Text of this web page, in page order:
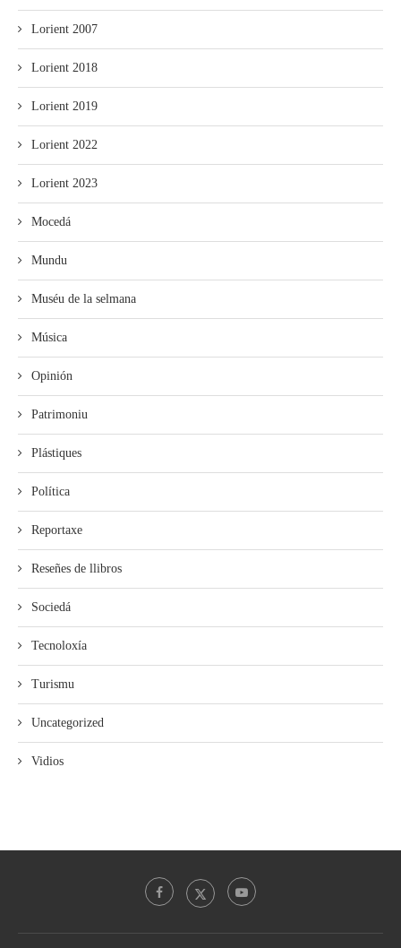
Lorient 2007
Lorient 2018
Lorient 2019
Lorient 2022
Lorient 2023
Mocedá
Mundu
Muséu de la selmana
Música
Opinión
Patrimoniu
Plástiques
Política
Reportaxe
Reseñes de llibros
Sociedá
Tecnoloxía
Turismu
Uncategorized
Vidios